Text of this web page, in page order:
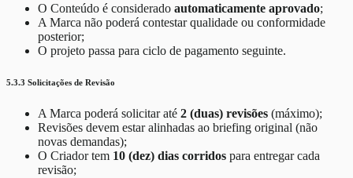
O Conteúdo é considerado automaticamente aprovado;
A Marca não poderá contestar qualidade ou conformidade
posterior;
O projeto passa para ciclo de pagamento seguinte.
5.3.3 Solicitações de Revisão
A Marca poderá solicitar até 2 (duas) revisões (máximo);
Revisões devem estar alinhadas ao briefing original (não
novas demandas);
O Criador tem 10 (dez) dias corridos para entregar cada
revisão;